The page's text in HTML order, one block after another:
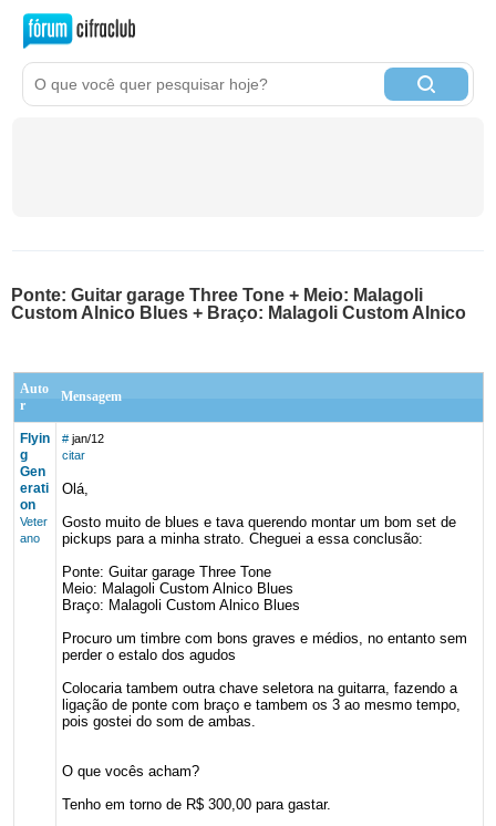
Ponte: Guitar garage Three Tone + Meio: Malagoli
Custom Alnico Blues + Braço: Malagoli Custom Alnico
Auto
r
Mensagem
Flyin
g
Gen
erati
on
Veter
ano
# jan/12
citar
Olá,
Gosto muito de blues e tava querendo montar um bom set de
pickups para a minha strato. Cheguei a essa conclusão:
Ponte: Guitar garage Three Tone
Meio: Malagoli Custom Alnico Blues
Braço: Malagoli Custom Alnico Blues
Procuro um timbre com bons graves e médios, no entanto sem
perder o estalo dos agudos
Colocaria tambem outra chave seletora na guitarra, fazendo a
ligação de ponte com braço e tambem os 3 ao mesmo tempo,
pois gostei do som de ambas.
O que vocês acham?
Tenho em torno de R$ 300,00 para gastar.